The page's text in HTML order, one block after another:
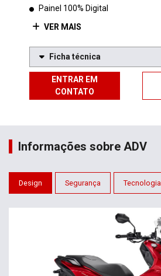
Painel 100% Digital
VER MAIS
Ficha técnica
ENTRAR EM
CONTATO
Informações sobre ADV
Design Segurança Tecnologia